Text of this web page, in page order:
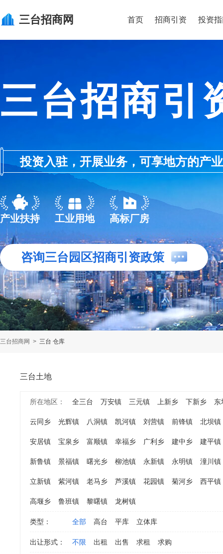
三台招商网 首页 招商引资 投资
三台招商引
投资入驻，开展业务，可享地方的产
产业扶持 工业用地 高标厂房
咨询三台园区招商引资政策
三台招商网 > 三台 仓库
三台土地
所在地区： 全三台 万安镇 三元镇 上新乡 下新乡 东
云同乡 光辉镇 八洞镇 凯河镇 刘营镇 前锋镇 北坝镇
安居镇 宝泉乡 富顺镇 幸福乡 广利乡 建中乡 建平镇
新鲁镇 景福镇 曙光乡 柳池镇 永新镇 永明镇 潼川镇
立新镇 紫河镇 老马乡 芦溪镇 花园镇 菊河乡 西平镇
高堰乡 鲁班镇 黎曙镇 龙树镇
类型： 全部 高台 平库 立体库
出让形式： 不限 出租 出售 求租 求购